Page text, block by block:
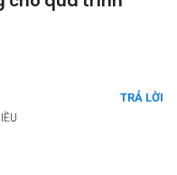
TRẢ LỜI